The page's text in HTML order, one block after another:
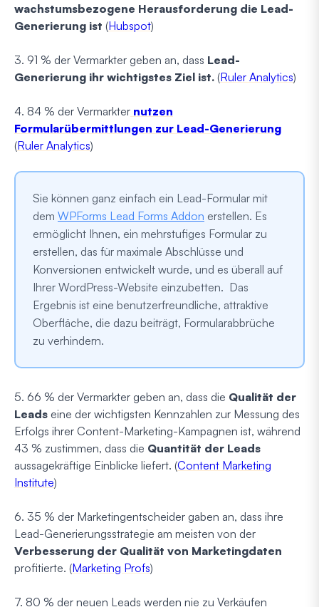
wachstumsbezogene Herausforderung die Lead-
Generierung ist (Hubspot)
3. 91 % der Vermarkter geben an, dass Lead-
Generierung ihr wichtigstes Ziel ist. (Ruler Analytics)
4. 84 % der Vermarkter nutzen
Formularübermittlungen zur Lead-Generierung
(Ruler Analytics)
Sie können ganz einfach ein Lead-Formular mit
dem WPForms Lead Forms Addon erstellen. Es
ermöglicht Ihnen, ein mehrstufiges Formular zu
erstellen, das für maximale Abschlüsse und
Konversionen entwickelt wurde, und es überall auf
Ihrer WordPress-Website einzubetten. Das
Ergebnis ist eine benutzerfreundliche, attraktive
Oberfläche, die dazu beiträgt, Formularabbrüche
zu verhindern.
5. 66 % der Vermarkter geben an, dass die Qualität der
Leads eine der wichtigsten Kennzahlen zur Messung des
Erfolgs ihrer Content-Marketing-Kampagnen ist, während
43 % zustimmen, dass die Quantität der Leads
aussagekräftige Einblicke liefert. (Content Marketing
Institute)
6. 35 % der Marketingentscheider gaben an, dass ihre
Lead-Generierungsstrategie am meisten von der
Verbesserung der Qualität von Marketingdaten
profitierte. (Marketing Profs)
7. 80 % der neuen Leads werden nie zu Verkäufen